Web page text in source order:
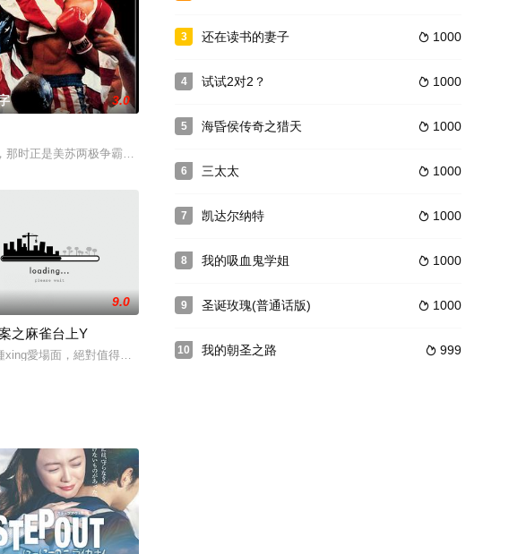
为「故乡」的音乐剧。
二
3.0
那时正是美苏两极争霸越演越烈的年代，史泰龙自导自演的洛基系列也出到了第四集，这一系列影片
1/2 Weeks、野兰花/Wild Orc
男人/TheManofMyLife费德烈（贝尔纳康潘BernardCampan饰
9.0
之麻雀台上Y
xing愛場面，絕對值得珍藏的飛機恩物！正職做愛、兼職打麻雀的咸球與Q.Q.拍拖兩年，幾乎所有正
3  1000
还在读书的妻子
4  1000
试试2对2？
5  1000
海昏侯传奇之猎天
6  1000
三太太
7  1000
凯达尔纳特
8  1000
我的吸血鬼学姐
9  1000
圣诞玫瑰(普通话版)
10  999
我的朝圣之路